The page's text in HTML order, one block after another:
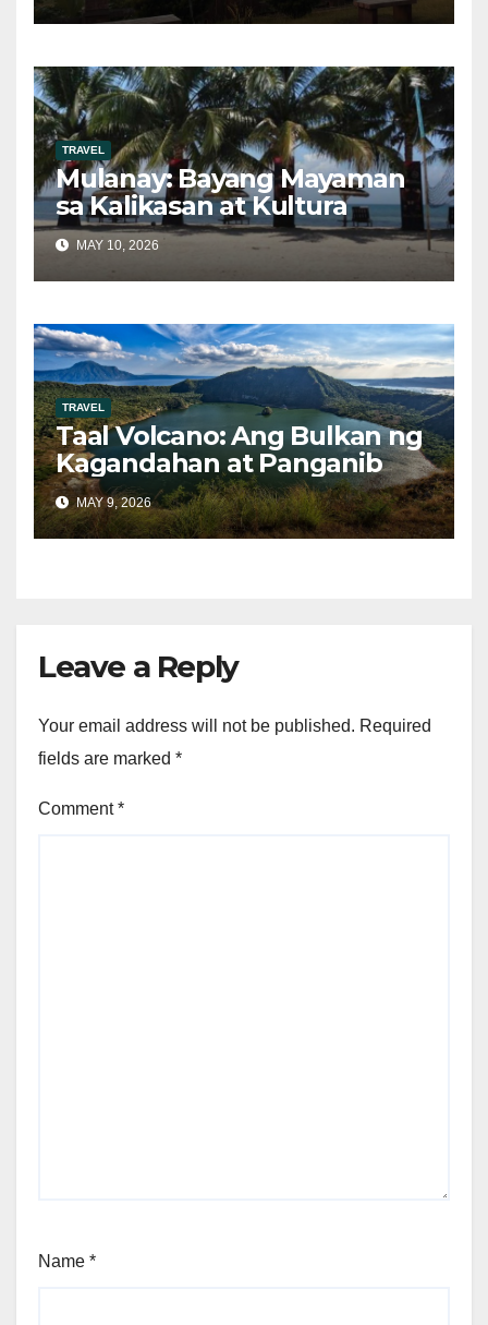
TRAVEL
Mulanay: Bayang Mayaman
sa Kalikasan at Kultura
MAY 10, 2026
TRAVEL
Taal Volcano: Ang Bulkan ng
Kagandahan at Panganib
MAY 9, 2026
Leave a Reply
Your email address will not be published. Required
fields are marked *
Comment*
Name *